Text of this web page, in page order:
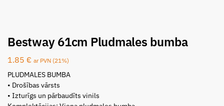
Bestway 61cm Pludmales bumba
1.85 € ar PVN (21%)
PLUDMALES BUMBA
• Drošības vārsts
• Izturīgs un pārbaudīts vinils